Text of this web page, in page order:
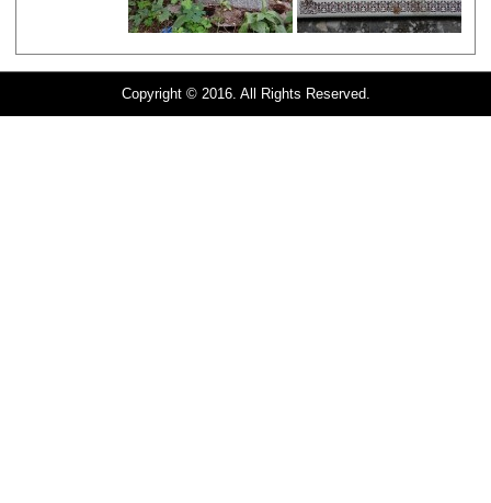
Copyright © 2016. All Rights Reserved.